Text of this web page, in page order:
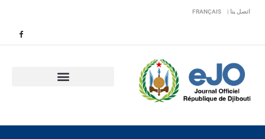
اتصل بنا | FRANÇAIS